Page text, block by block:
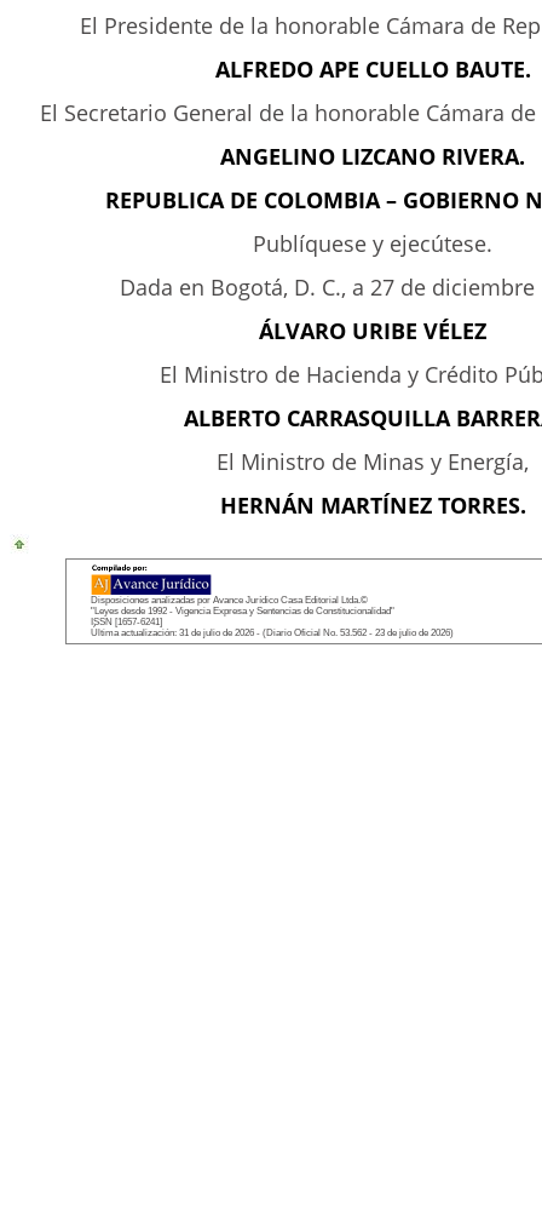
El Presidente de la honorable Cámara de
ALFREDO APE CUELLO BAUTE.
El Secretario General de la honorable Cámara
ANGELINO LIZCANO RIVERA.
REPUBLICA DE COLOMBIA – GOBIERNO
Publíquese y ejecútese.
Dada en Bogotá, D. C., a 27 de diciembre
ÁLVARO URIBE VÉLEZ
El Ministro de Hacienda y Crédito
ALBERTO CARRASQUILLA
El Ministro de Minas y Energía,
HERNÁN MARTÍNEZ TORRES.
Disposiciones analizadas por Avance Jurídico Casa Editorial Ltda.©
"Leyes desde 1992 - Vigencia Expresa y Sentencias de Constitucionalidad"
ISSN [1657-6241]
Última actualización: 31 de julio de 2026 - (Diario Oficial No. 53.562 - 23 de julio de 2026)